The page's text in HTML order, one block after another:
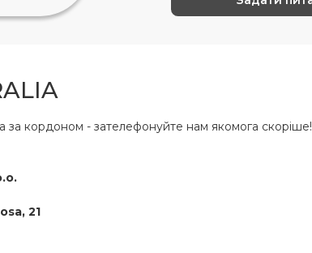
кордоном - зателефонуйте нам якомога скоріше!
21